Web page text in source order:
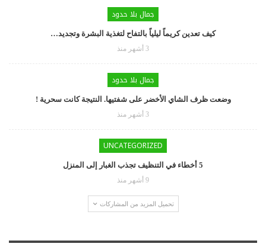
جمال بلا حدود
كيف تعدين كريماً ليلياً بالتفاح لتغذية البشرة وتجديد…
3 أشهر منذ
جمال بلا حدود
وضعت ظرف الشاي الأخضر على شفتيها. النتيجة كانت سحرية !
3 أشهر منذ
UNCATEGORIZED
5 أخطاء في التنظيف تجذب الغبار إلى المنزل
9 أشهر منذ
تحميل المزيد من المشاركات